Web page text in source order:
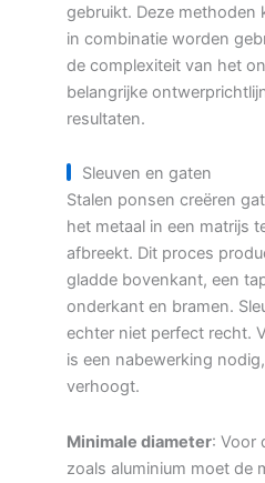
gebruikt. Deze methoden
in combinatie worden
de complexiteit van het
belangrijke
resultaten.
Sleuven en gaten
Stalen ponsen creëren
het metaal in een matrijs
afbreekt. Dit proces
gladde bovenkant, een
onderkant en bramen.
echter niet perfect recht.
is een nabewerking
verhoogt.
Minimale diameter: Voor
zoals aluminium moet de